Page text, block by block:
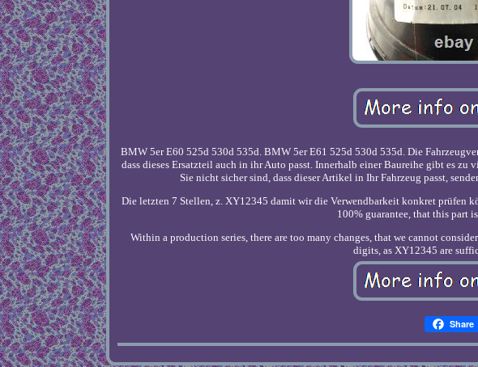
BMW 5er E60 525d 530d 535d. BMW 5er E61 525d 530d 535d. Die
dass dieses Ersatzteil auch in ihr Auto passt. Innerhalb einer Baureihe gibt es
Sie nicht sicher sind, dass dieser Artikel in Ihr Fahrzeug passt,
Die letzten 7 Stellen, z. XY12345 damit wir die Verwendbarkeit konkret prüfen
100% guarantee, that this part
Within a production series, there are too many changes, that we cannot
digits, as XY12345 are
Share